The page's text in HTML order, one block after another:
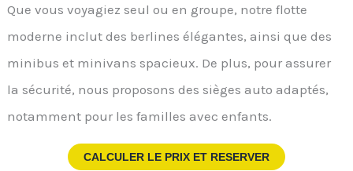
Que vous voyagiez seul ou en groupe, notre flotte
moderne inclut des berlines élégantes, ainsi que des
minibus et minivans spacieux. De plus, pour assurer
la sécurité, nous proposons des sièges auto adaptés,
notamment pour les familles avec enfants.
CALCULER LE PRIX ET RESERVER